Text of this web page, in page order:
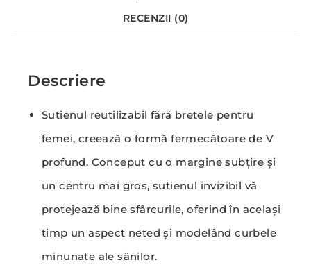
RECENZII (0)
Descriere
Sutienul reutilizabil fără bretele pentru
femei, creează o formă fermecătoare de V
profund. Conceput cu o margine subțire și
un centru mai gros, sutienul invizibil vă
protejează bine sfârcurile, oferind în același
timp un aspect neted și modelând curbele
minunate ale sânilor.